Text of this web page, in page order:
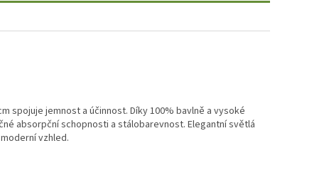
spojuje jemnost a účinnost. Díky 100% bavlně a vysoké
absorpční schopnosti a stálobarevnost. Elegantní světlá
vzhled.